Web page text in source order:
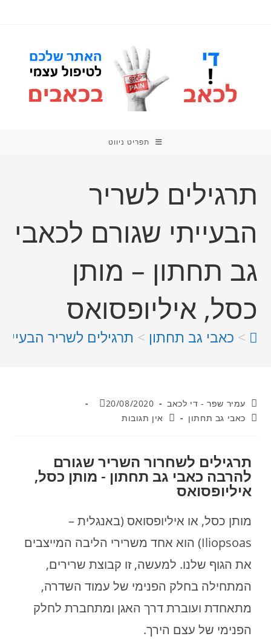
תפריט ניווט
תרגילים לשריר
הבעייתי שגורם לכאבי
גב תחתון – מותן
כסל, איליופסואס
> כאבי גב תחתון > תרגילים לשריר
עמיר שפר - די לכאב
20/08/2020
כאבי גב תחתון
אין תגובות
תרגילים לשחרור השריר שגורם
להרבה כאבי גב תחתון - מותן כסל,
איליופסואס
מותן כסל, או איליופסואס (באנגלית –
Iliopsoas) הוא אחד משרירי הליבה המייצבים
את הגוף שלנו. למעשה, זו קבוצת שרירים,
המתחילה בחלק הפנימי של עמוד השדרה,
מתאחדת ועוברת דרך האגן ומתחברת לחלק
הפנימי של עצם הירך.